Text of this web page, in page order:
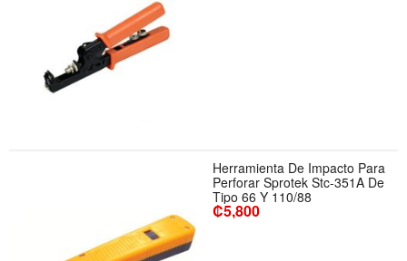
Herramienta De Impacto Para
Perforar Sprotek Stc-351A De
Tipo 66 Y 110/88
₡5,800